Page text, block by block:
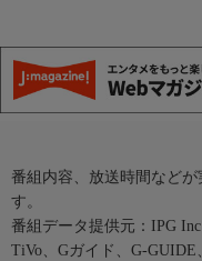
番組内容、放送時間など
す。
番組データ提供元：IPG
TiVo、Gガイド、G-